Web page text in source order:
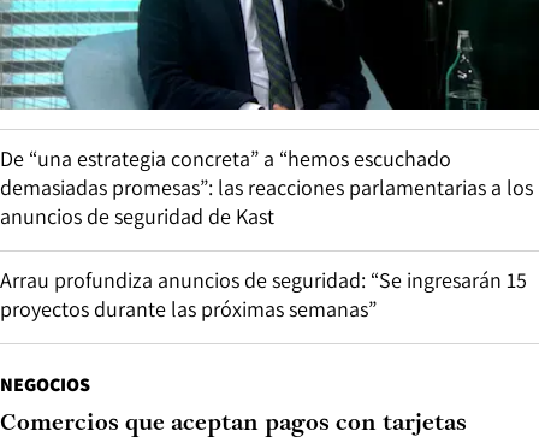
De “una estrategia concreta” a “hemos escuchado
demasiadas promesas”: las reacciones parlamentarias a los
anuncios de seguridad de Kast
Arrau profundiza anuncios de seguridad: “Se ingresarán 15
proyectos durante las próximas semanas”
NEGOCIOS
Comercios que aceptan pagos con tarjetas